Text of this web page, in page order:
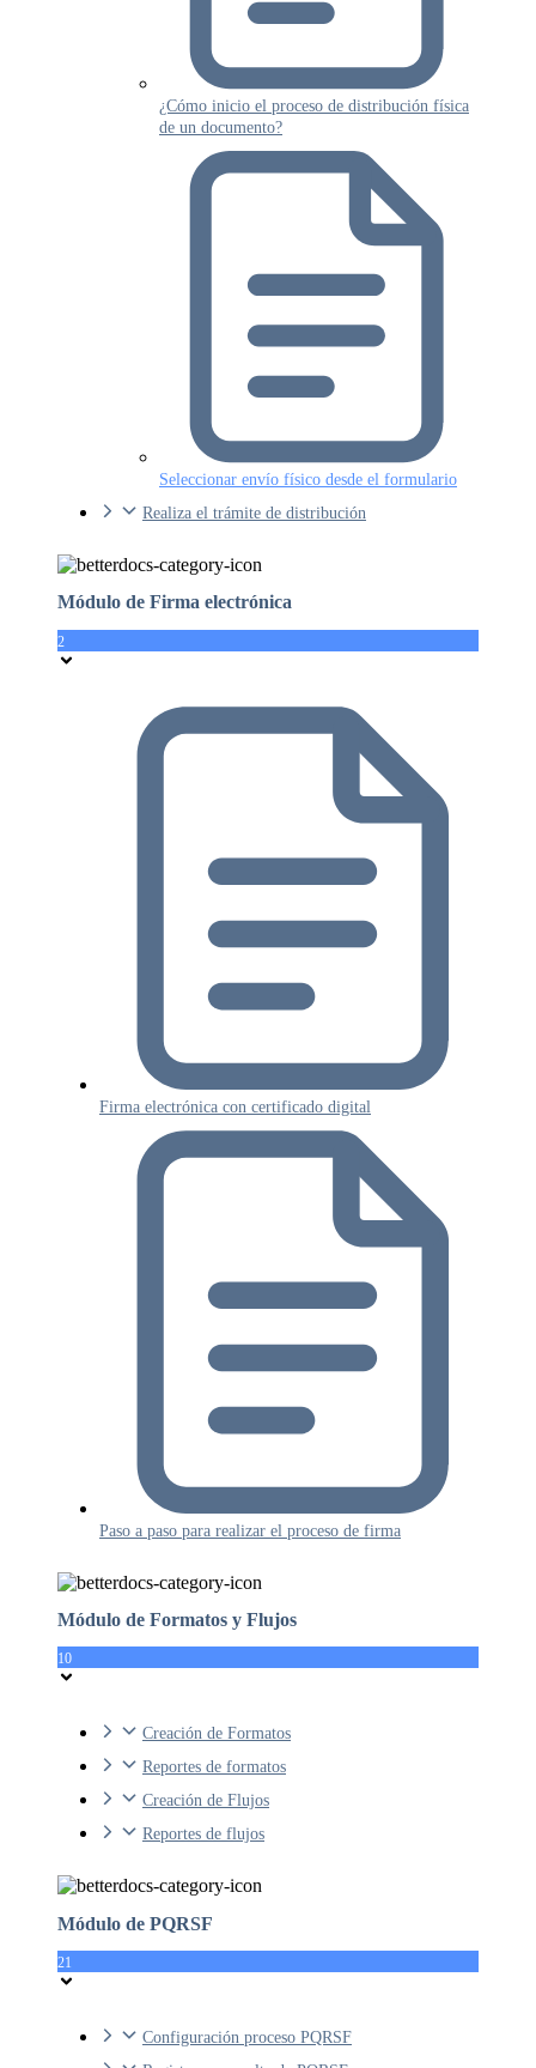
¿Cómo inicio el proceso de distribución física
de un documento?
Seleccionar envío físico desde el formulario
Realiza el trámite de distribución
Módulo de Firma electrónica
2
Firma electrónica con certificado digital
Paso a paso para realizar el proceso de firma
Módulo de Formatos y Flujos
10
Creación de Formatos
Reportes de formatos
Creación de Flujos
Reportes de flujos
Módulo de PQRSF
21
Configuración proceso PQRSF